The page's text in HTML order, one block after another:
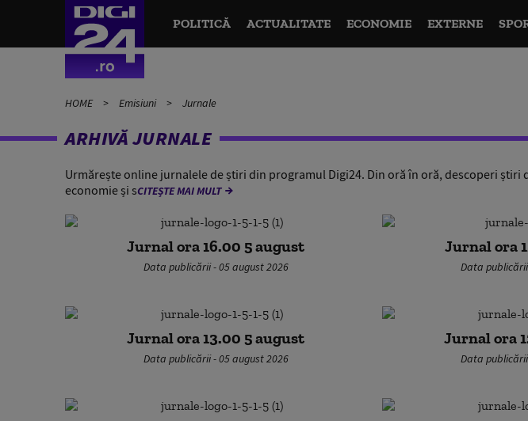
POLITICĂ ACTUALITATE ECONOMIE EXTERNE
HOME Emisiuni Jurnale
ARHIVĂ JURNALE
Urmărește online jurnalele de știri din programul Digi24. Din oră în oră, descoperi
economie și sCITEȘTE MAI MULT
Jurnal ora 16.00 5 august
Data publicării - 05 august 2026
Jurnal ora
Data
Jurnal ora 13.00 5 august
Data publicării - 05 august 2026
Jurnal ora
Data